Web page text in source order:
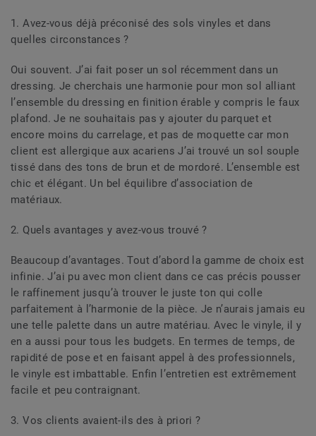
1. Avez-vous déjà préconisé des sols vinyles et dans
quelles circonstances ?
Oui souvent. J’ai fait poser un sol récemment dans un
dressing. Je cherchais une harmonie pour mon sol alliant
l’ensemble du dressing en finition érable y compris le faux
plafond. Je ne souhaitais pas y ajouter du parquet et
encore moins du carrelage, et pas de moquette car mon
client est allergique aux acariens J’ai trouvé un sol souple
tissé dans des tons de brun et de mordoré. L’ensemble est
chic et élégant. Un bel équilibre d’association de
matériaux.
2. Quels avantages y avez-vous trouvé ?
Beaucoup d’avantages. Tout d’abord la gamme de choix est
infinie. J’ai pu avec mon client dans ce cas précis pousser
le raffinement jusqu’à trouver le juste ton qui colle
parfaitement à l’harmonie de la pièce. Je n’aurais jamais eu
une telle palette dans un autre matériau. Avec le vinyle, il y
en a aussi pour tous les budgets. En termes de temps, de
rapidité de pose et en faisant appel à des professionnels,
le vinyle est imbattable. Enfin l’entretien est extrêmement
facile et peu contraignant.
3. Vos clients avaient-ils des à priori ?